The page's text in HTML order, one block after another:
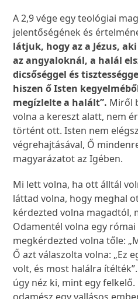
A 2,9 vége egy teológiai
jelentőségének és
látjuk, hogy az a Jézus,
az angyaloknál, a halál
dicsőséggel és
hiszen ő Isten
megízlelte a halált”. Miről
volna a kereszt alatt, nem
történt ott. Isten nem
végrehajtásával, Ő
magyarázatot az Igében.
Mi lett volna, ha ott álltál
láttad volna, hogy meghal
kérdezted volna magadtól,
Odamentél volna egy
megkérdezted volna tőle:
Ő azt válaszolta volna: „Ez
volt, és most halálra
úgy néz ki, mint egy